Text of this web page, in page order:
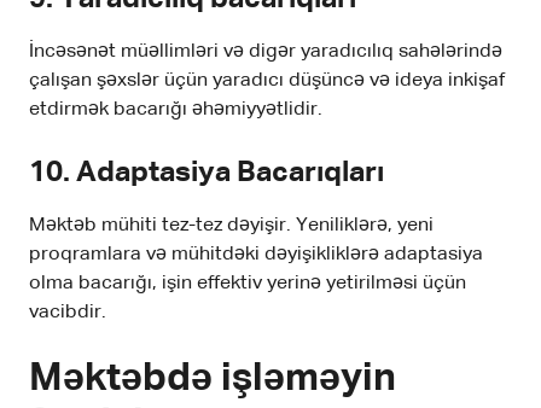
İncəsənət müəllimləri və digər yaradıcılıq sahələrində
çalışan şəxslər üçün yaradıcı düşüncə və ideya inkişaf
etdirmək bacarığı əhəmiyyətlidir.
10. Adaptasiya Bacarıqları
Məktəb mühiti tez-tez dəyişir. Yeniliklərə, yeni
proqramlara və mühitdəki dəyişikliklərə adaptasiya
olma bacarığı, işin effektiv yerinə yetirilməsi üçün
vacibdir.
Məktəbdə işləməyin